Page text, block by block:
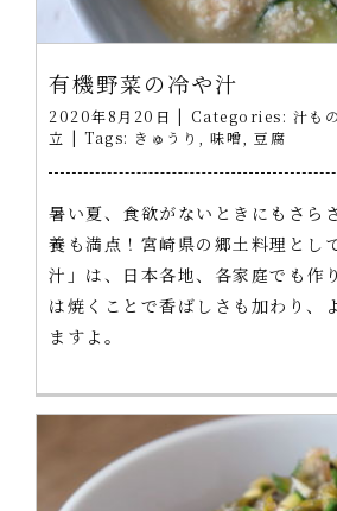
有機野菜の冷や汁
2020年8月20日 | Categories: 汁も
立 | Tags: きゅうり 味噌 豆腐
暑い夏、食欲がないときにもさら
養も満点！宮崎県の郷土料理とし
汁」は、日本各地、各家庭でも作
は焼くことで香ばしさも加わり、
ますよ。